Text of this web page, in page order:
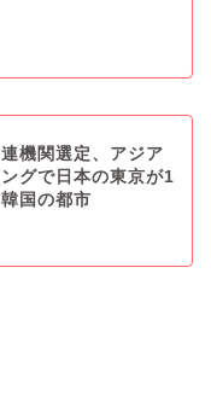
機関選定、アジア
グで日本の東京が1
国の都市